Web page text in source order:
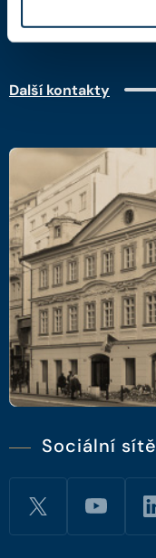
DIČ: CZ66000777
Další kontakty
Sociální sítě